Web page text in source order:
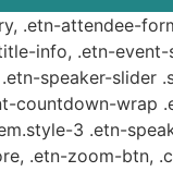
.etn-attendee-
info, .etn-
speaker-
countdown-
3 .etn-
.etn-zoom-